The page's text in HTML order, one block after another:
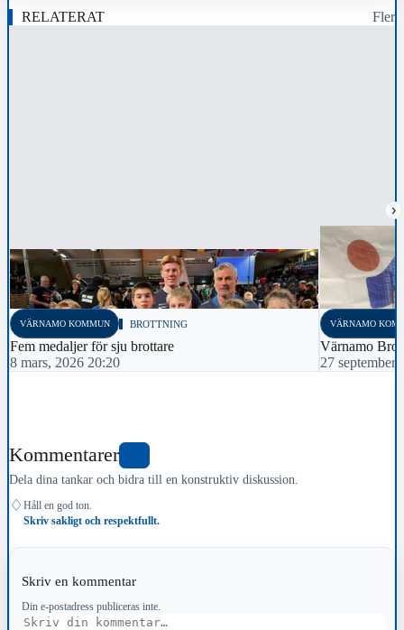
RELATERAT Fler
›
VÄRNAMO KOMMUN BROTTNING
Fem medaljer för sju brottare
8 mars, 2026 20:20
VÄRNAMO
Värnamo
27
Kommentarer
Dela dina tankar och bidra till en konstruktiv diskussion.
♢ Håll en god ton.
Skriv sakligt och respektfullt.
Skriv en kommentar
Din e-postadress publiceras inte.
Kommentar